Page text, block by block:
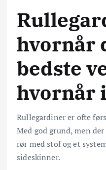
hvornår
bedste
hvornår
Rullegardiner er ofte
Med god grund, men
rør med stof og et
sideskinner.